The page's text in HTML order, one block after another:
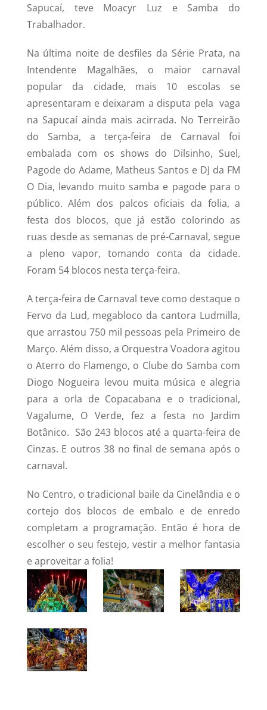
Sapucaí, teve Moacyr Luz e Samba do
Trabalhador.
Na última noite de desfiles da Série Prata, na
Intendente Magalhães, o maior carnaval
popular da cidade, mais 10 escolas se
apresentaram e deixaram a disputa pela vaga
na Sapucaí ainda mais acirrada. No Terreirão
do Samba, a terça-feira de Carnaval foi
embalada com os shows do Dilsinho, Suel,
Pagode do Adame, Matheus Santos e DJ da FM
O Dia, levando muito samba e pagode para o
público. Além dos palcos oficiais da folia, a
festa dos blocos, que já estão colorindo as
ruas desde as semanas de pré-Carnaval, segue
a pleno vapor, tomando conta da cidade.
Foram 54 blocos nesta terça-feira.
A terça-feira de Carnaval teve como destaque o
Fervo da Lud, megabloco da cantora Ludmilla,
que arrastou 750 mil pessoas pela Primeiro de
Março. Além disso, a Orquestra Voadora agitou
o Aterro do Flamengo, o Clube do Samba com
Diogo Nogueira levou muita música e alegria
para a orla de Copacabana e o tradicional,
Vagalume, O Verde, fez a festa no Jardim
Botânico. São 243 blocos até a quarta-feira de
Cinzas. E outros 38 no final de semana após o
carnaval.
No Centro, o tradicional baile da Cinelândia e o
cortejo dos blocos de embalo e de enredo
completam a programação. Então é hora de
escolher o seu festejo, vestir a melhor fantasia
e aproveitar a folia!